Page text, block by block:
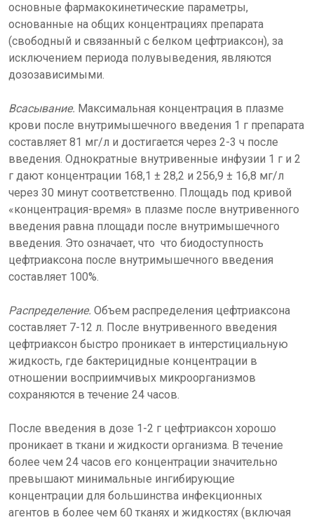
основные фармакокинетические параметры,
основанные на общих концентрациях препарата
(свободный и связанный с белком цефтриаксон), за
исключением периода полувыведения, являются
дозозависимыми.
Всасывание. Максимальная концентрация в плазме
крови после внутримышечного введения 1 г препарата
составляет 81 мг/л и достигается через 2-3 ч после
введения. Однократные внутривенные инфузии 1 г и 2
г дают концентрации 168,1 ± 28,2 и 256,9 ± 16,8 мг/л
через 30 минут соответственно. Площадь под кривой
«концентрация-время» в плазме после внутривенного
введения равна площади после внутримышечного
введения. Это означает, что что биодоступность
цефтриаксона после внутримышечного введения
составляет 100%.
Распределение. Объем распределения цефтриаксона
составляет 7-12 л. После внутривенного введения
цефтриаксон быстро проникает в интерстициальную
жидкость, где бактерицидные концентрации в
отношении восприимчивых микроорганизмов
сохраняются в течение 24 часов.
После введения в дозе 1-2 г цефтриаксон хорошо
проникает в ткани и жидкости организма. В течение
более чем 24 часов его концентрации значительно
превышают минимальные ингибирующие
концентрации для большинства инфекционных
агентов в более чем 60 тканях и жидкостях (включая